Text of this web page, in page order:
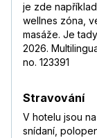
je zde
wellnes zóna,
masáže. Je
2026.
no. 123391
Stravování
V hotelu jsou
snídaní,